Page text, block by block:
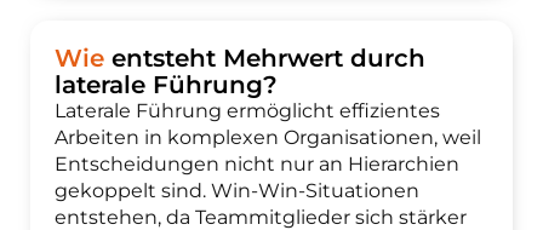
Wie entsteht Mehrwert durch
laterale Führung?
Laterale Führung ermöglicht effizientes
Arbeiten in komplexen Organisationen, weil
Entscheidungen nicht nur an Hierarchien
gekoppelt sind. Win-Win-Situationen
entstehen, da Teammitglieder sich stärker